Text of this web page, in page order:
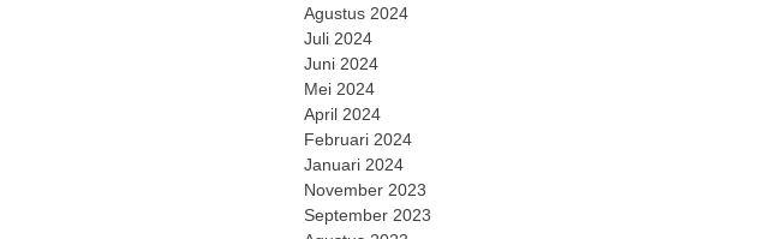
Agustus 2024
Juli 2024
Juni 2024
Mei 2024
April 2024
Februari 2024
Januari 2024
November 2023
September 2023